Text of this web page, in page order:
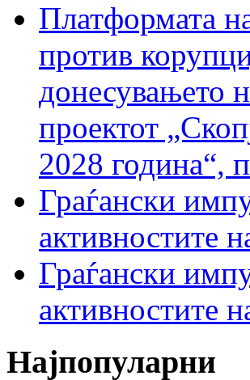
Платформата
против
донесувањето
проектот
2028 година“,
Граѓански
активностите
Граѓански
активностите
Најпопуларни